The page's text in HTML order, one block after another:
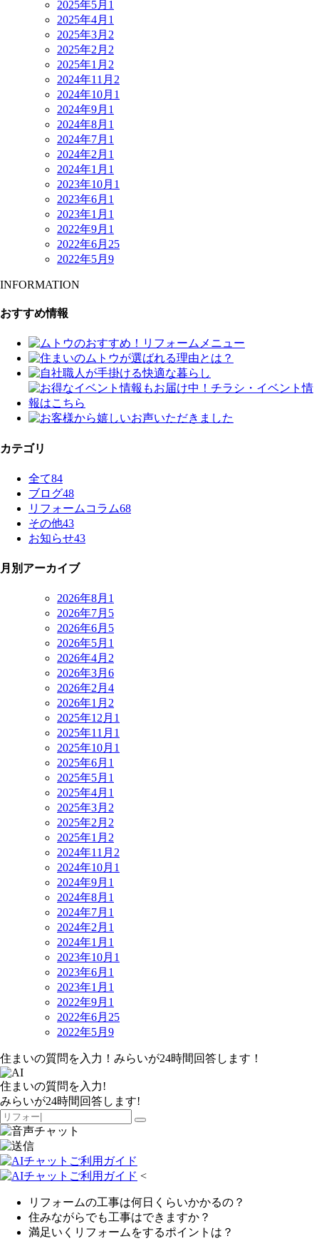
2025年5月 1
2025年4月 1
2025年3月 2
2025年2月 2
2025年1月 2
2024年11月 2
2024年10月 1
2024年9月 1
2024年8月 1
2024年7月 1
2024年2月 1
2024年1月 1
2023年10月 1
2023年6月 1
2023年1月 1
2022年9月 1
2022年6月 25
2022年5月 9
INFORMATION
おすすめ情報
カテゴリ
全て84
ブログ48
リフォームコラム68
その他43
お知らせ43
月別アーカイブ
2026年8月 1
2026年7月 5
2026年6月 5
2026年5月 1
2026年4月 2
2026年3月 6
2026年2月 4
2026年1月 2
2025年12月 1
2025年11月 1
2025年10月 1
2025年6月 1
2025年5月 1
2025年4月 1
2025年3月 2
2025年2月 2
2025年1月 2
2024年11月 2
2024年10月 1
2024年9月 1
2024年8月 1
2024年7月 1
2024年2月 1
2024年1月 1
2023年10月 1
2023年6月 1
2023年1月 1
2022年9月 1
2022年6月 25
2022年5月 9
住まいの質問を入力！みらいが24時間回答します！
住まいの質問を入力!
みらいが24時間回答します!
<
リフォームの工事は何日くらいかかるの？
住みながらでも工事はできますか？
満足いくリフォームをするポイントは？